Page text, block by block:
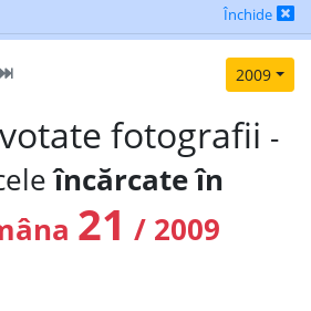
Închide
2009
fotografii -
încărcate în
21 / 2009